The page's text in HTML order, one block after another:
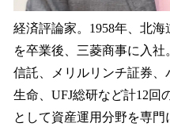
経済評論家。1958年、北
を卒業後、三菱商事に入
信託、メリルリンチ証券
生命、UFJ総研など計12回
として資産運用分野を専